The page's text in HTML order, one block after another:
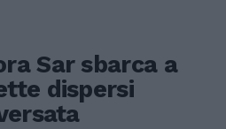
Sar sbarca a
dispersi